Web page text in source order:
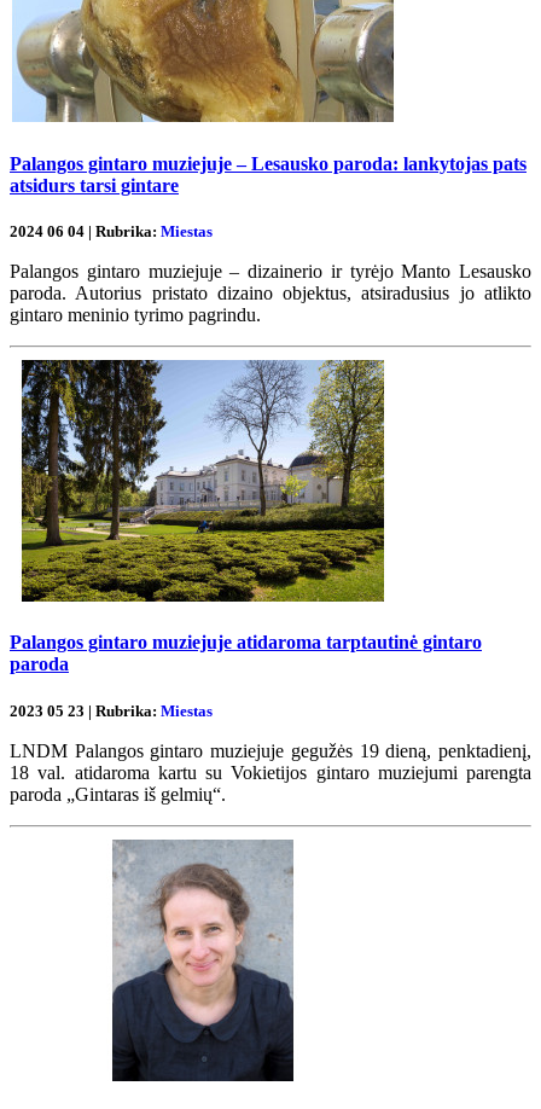
Palangos gintaro muziejuje – Lesausko paroda: lankytojas pats
atsidurs tarsi gintare
2024 06 04 | Rubrika: Miestas
Palangos gintaro muziejuje – dizainerio ir tyrėjo Manto Lesausko
paroda. Autorius pristato dizaino objektus, atsiradusius jo atlikto
gintaro meninio tyrimo pagrindu.
Palangos gintaro muziejuje atidaroma tarptautinė gintaro
paroda
2023 05 23 | Rubrika: Miestas
LNDM Palangos gintaro muziejuje gegužės 19 dieną, penktadienį,
18 val. atidaroma kartu su Vokietijos gintaro muziejumi parengta
paroda „Gintaras iš gelmių“.